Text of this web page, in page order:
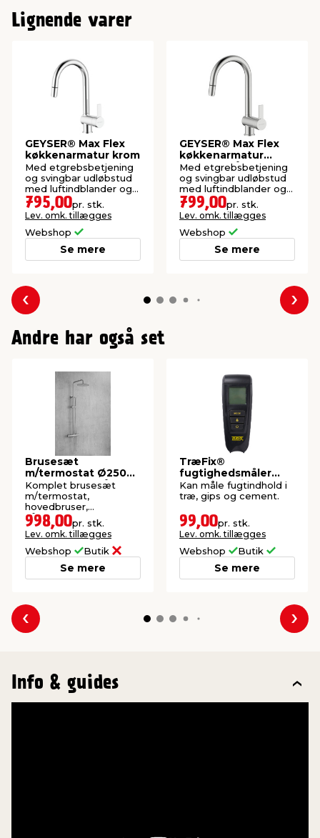
Lignende varer
GEYSER® Max Flex
køkkenarmatur krom
Med etgrebsbetjening
og svingbar udløbstud
med luftindblander og
udtræksslange
795,00pr. stk.
Lev. omk. tillægges
Webshop
Se mere
GEYSER® Max Flex
køkkenarmatur
børstet stål
Med etgrebsbetjening
og svingbar udløbstud
med luftindblander og
udtræksslange
799,00pr. stk.
Lev. omk. tillægges
Webshop
Se mere
Forrige
Andre har også set
Brusesæt
m/termostat Ø250
mm børstet stål
Komplet brusesæt
m/termostat,
hovedbruser,
håndbruser, slange og
stang.
998,00pr. stk.
Lev. omk. tillægges
Webshop Butik
Se mere
TræFix®
fugtighedsmåler
med LCD-display
Kan måle fugtindhold i
træ, gips og cement.
99,00pr. stk.
Lev. omk. tillægges
Webshop Butik
Se mere
Forrige
Info & guides